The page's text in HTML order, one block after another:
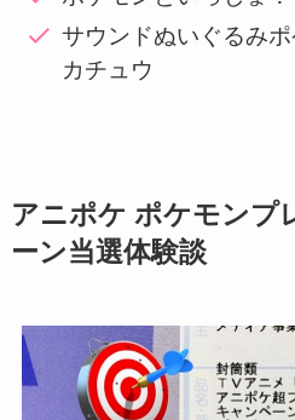
サウンドぬいぐるみ
カチュウ
アニポケ ポケモンプ
ーン当選体験談